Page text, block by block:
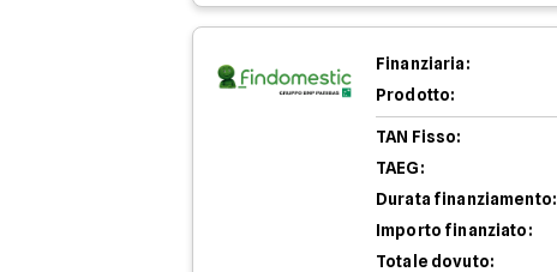
Finanziaria:
Prodotto:
TAN Fisso:
TAEG:
Durata finanziamento:
Importo finanziato:
Totale dovuto: